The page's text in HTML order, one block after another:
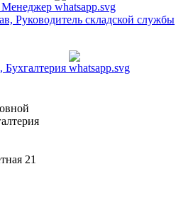
Менеджер
Руководитель складской службы
Бухгалтерия
21